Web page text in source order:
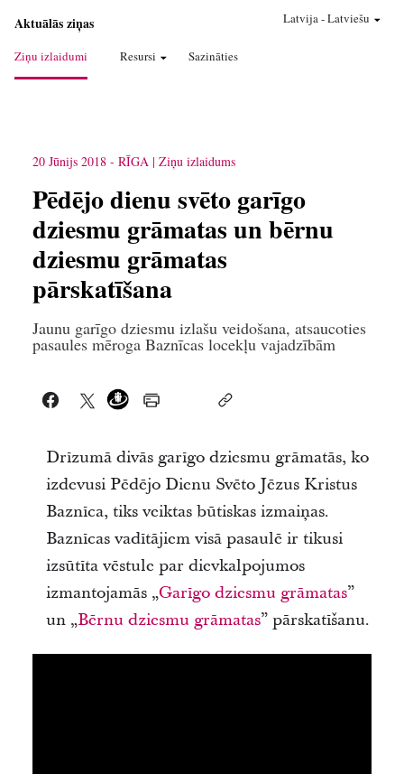
Aktuālās ziņas
Ziņu izlaidumi Resursi Sazināties
Latvija-Latviešu
20 Jūnijs 2018 - RĪGA Ziņu izlaidums
Pēdējo dienu svēto garīgo
dziesmu grāmatas un bērnu
dziesmu grāmatas
pārskatīšana
Jaunu garīgo dziesmu izlašu veidošana, atsaucoties
pasaules mēroga Baznīcas locekļu vajadzībām
Drīzumā divās garīgo dziesmu grāmatās, ko
izdevusi Pēdējo Dienu Svēto Jēzus Kristus
Baznīca, tiks veiktas būtiskas izmaiņas.
Baznīcas vadītājiem visā pasaulē ir tikusi
izsūtīta vēstule par dievkalpojumos
izmantojamās „Garīgo dziesmu grāmatas”
un „Bērnu dziesmu grāmatas” pārskatīšanu.